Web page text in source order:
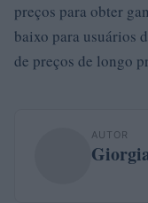
preços para obter
baixo para usuários
de preços de longo
AUTOR